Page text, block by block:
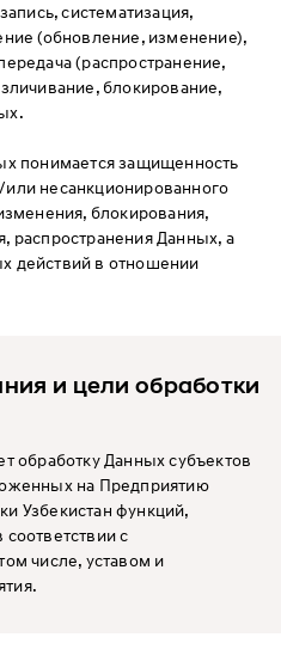
систематизация,
(обновление, изменение),
(распространение,
блокирование,
понимается защищенность
несанкционированного
блокирования,
распространения Данных, а
действий в отношении
и цели обработки
обработку Данных субъектов
на Предприятию
Узбекистан функций,
с
числе, уставом и